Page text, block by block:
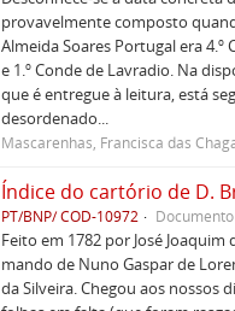
provavelmente composto
Almeida Soares Portugal era 4.º
e 1.º Conde de Lavradio. Na
que é entregue à leitura, está
desordenado...
Mascarenhas, Francisca das
Índice do cartório de D.
PT/BNP/ COD-10972
Feito em 1782 por José Joaquim
mando de Nuno Gaspar de
da Silveira. Chegou aos nossos